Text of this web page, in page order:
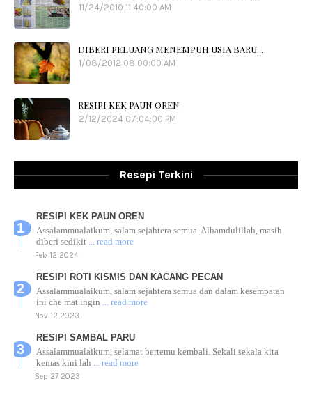
11/24/2010 11:40:00 AM
DIBERI PELUANG MENEMPUH USIA BARU...
1/08/2012 08:00:00 AM
RESIPI KEK PAUN OREN
2/12/2024 07:04:00 PM
Resepi Terkini
RESIPI KEK PAUN OREN
Assalammualaikum, salam sejahtera semua. Alhamdulillah, masih
diberi sedikit ... read more
Feb 12 2024
RESIPI ROTI KISMIS DAN KACANG PECAN
Assalammualaikum, salam sejahtera semua dan dalam kesempatan
ini che mat ingin ... read more
Nov 12 2023
RESIPI SAMBAL PARU
Assalammualaikum, selamat bertemu kembali. Sekali sekala kita
kemas kini lah ... read more
Sep 27 2023